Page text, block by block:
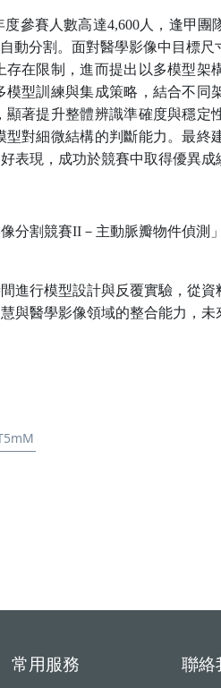
度參賽人數高達4,600人，逢甲團
動分割。面對醫學影像中目標
在限制，進而提出以多模型架
型訓練與集成策略，結合不同
著提升整體辨識準確度與穩定
對細微結構的判斷能力。最終
表現，成功於競賽中取得優異成
分割競賽II －主動脈瓣物件偵測
進行模型設計與反覆實驗，從資
與醫學影像領域的整合能力，未
常用服務 聯絡